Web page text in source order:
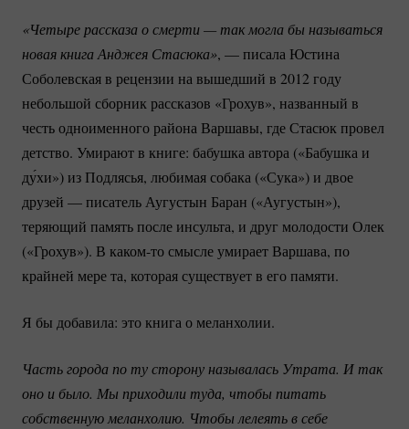
«Четыре рассказа о смерти — так могла бы называться
новая книга Анджея Стасюка», — писала Юстина
Соболевская в рецензии на вышедший в 2012 году
небольшой сборник рассказов «Грохув», названный в
честь одноименного района Варшавы, где Стасюк провел
детство. Умирают в книге: бабушка автора («Бабушка и
ду́хи») из Подлясья, любимая собака («Сука») и двое
друзей — писатель Аугустын Баран («Аугустын»),
теряющий память после инсульта, и друг молодости Олек
(«Грохув»). В каком-тосмысле умирает Варшава, по
крайней мере та, которая существует в его памяти.
Я бы добавила: это книга о меланхолии.
Часть города по ту сторону называлась Утрата. И так
оно и было. Мы приходили туда, чтобы питать
собственную меланхолию. Чтобы лелеять в себе